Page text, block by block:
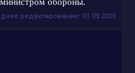
редактирование: 01.09.2023